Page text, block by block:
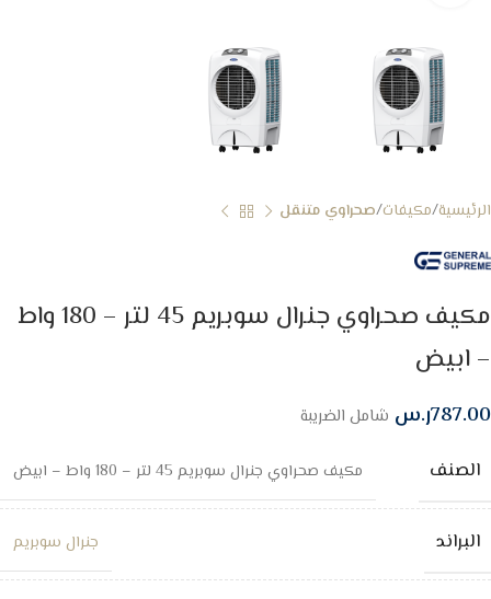
الرئيسية مكيفات صحراوي متنقل
مكيف صحراوي جنرال سوبريم 45 لتر – 180 واط
– ابيض
787.00ر.س شامل الضريبة
الصنف مكيف صحراوي جنرال سوبريم 45 لتر – 180 واط – ابيض
البراند جنرال سوبريم